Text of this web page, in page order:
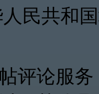
民共和
评论服